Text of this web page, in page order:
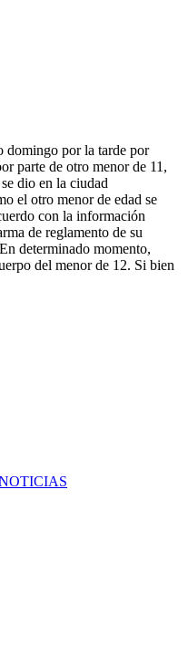
domingo por la tarde por
parte de otro menor de 11,
dio en la ciudad
el otro menor de edad se
con la información
de reglamento de su
determinado momento,
del menor de 12. Si bien